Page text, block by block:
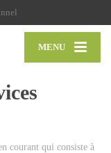
MENU
courant qui consiste à